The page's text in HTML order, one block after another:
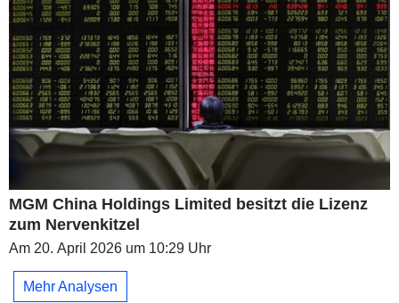
MGM China Holdings Limited besitzt die Lizenz
zum Nervenkitzel
Am 20. April 2026 um 10:29 Uhr
Mehr Analysen